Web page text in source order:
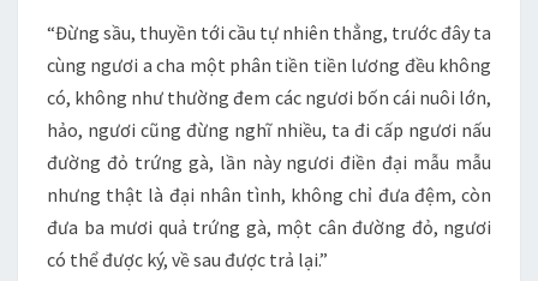
“Đừng sầu, thuyền tới cầu tự nhiên thẳng, trước đây ta
cùng ngươi a cha một phân tiền tiền lương đều không
có, không như thường đem các ngươi bốn cái nuôi lớn,
hảo, ngươi cũng đừng nghĩ nhiều, ta đi cấp ngươi nấu
đường đỏ trứng gà, lần này ngươi điền đại mẫu mẫu
nhưng thật là đại nhân tình, không chỉ đưa đệm, còn
đưa ba mươi quả trứng gà, một cân đường đỏ, ngươi
có thể được ký, về sau được trả lại.”